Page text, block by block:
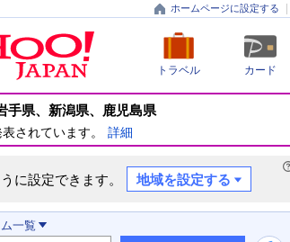
ホームページに設定する
トラベル カード
手県 新潟県 鹿児島県
されています。 詳細
に設定できます。 地域を設定する
一覧